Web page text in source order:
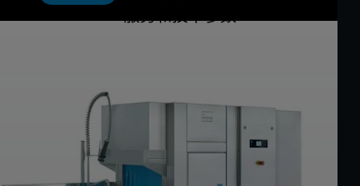
服务和技术参数